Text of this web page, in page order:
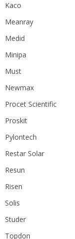
Kaco
Meanray
Medid
Minipa
Must
Newmax
Procet Scientific
Proskit
Pylontech
Restar Solar
Resun
Risen
Solis
Studer
Topdon